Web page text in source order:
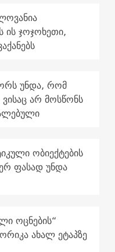
ის ჯოჯოხეთი,
უნდა, რომ
არ მოსწონს
ობიექტების
ფასად უნდა
ოცნების“
ახალ ეტაპზე